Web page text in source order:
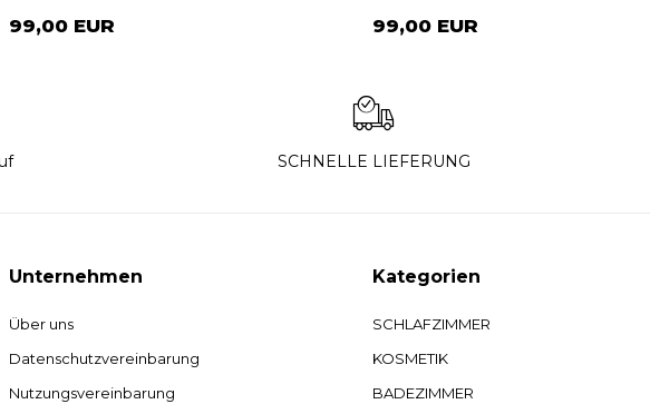
99,00 EUR 99,00 EUR
SCHNELLE LIEFERUNG
Unternehmen
Über uns
Datenschutzvereinbarung
Nutzungsvereinbarung
Kategorien
SCHLAFZIMMER
KOSMETIK
BADEZIMMER